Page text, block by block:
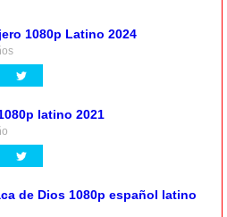
1080p Latino 2024
latino 2021
de Dios 1080p español latino